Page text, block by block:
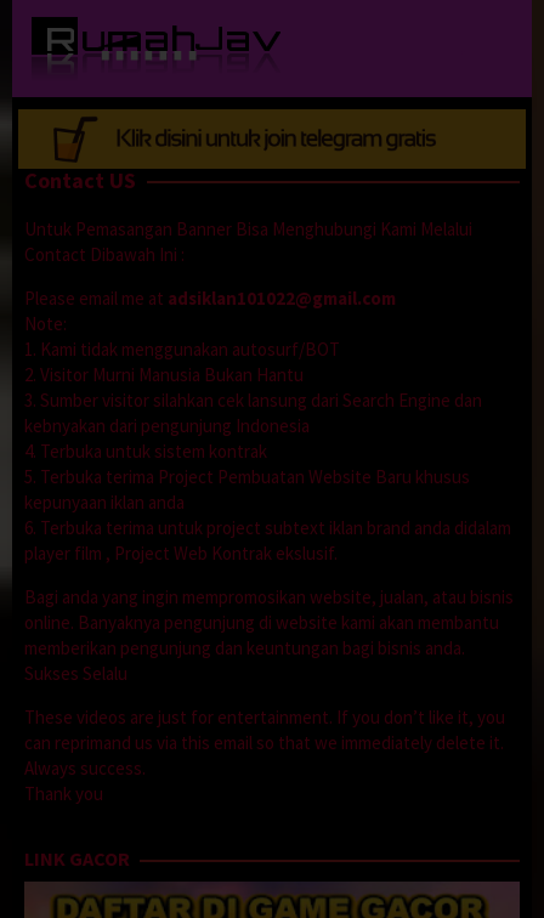
Loncat
konten
Contact US
Untuk Pemasangan Banner Bisa Menghubungi Kami Melalui
Contact Dibawah Ini :
Please email me at adsiklan101022@gmail.com
Note:
1. Kami tidak menggunakan autosurf/BOT
2. Visitor Murni Manusia Bukan Hantu
3. Sumber visitor silahkan cek lansung dari Search Engine dan
kebnyakan dari pengunjung Indonesia
4. Terbuka untuk sistem kontrak
5. Terbuka terima Project Pembuatan Website Baru khusus
kepunyaan iklan anda
6. Terbuka terima untuk project subtext iklan brand anda didalam
player film , Project Web Kontrak ekslusif.
Bagi anda yang ingin mempromosikan website, jualan, atau bisnis
online. Banyaknya pengunjung di website kami akan membantu
memberikan pengunjung dan keuntungan bagi bisnis anda.
Sukses Selalu
These videos are just for entertainment. If you don’t like it, you
can reprimand us via this email so that we immediately delete it.
Always success.
Thank you
LINK GACOR